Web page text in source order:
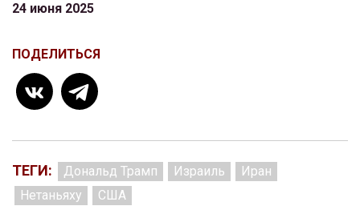
24 июня 2025
ПОДЕЛИТЬСЯ
ТЕГИ: Дональд Трамп Израиль
Иран
Нетаньяху
США